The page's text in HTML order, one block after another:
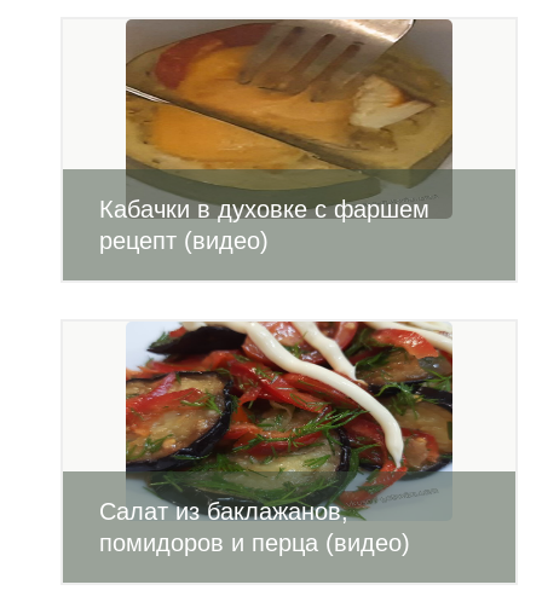
Кабачки в духовке с фаршем
рецепт (видео)
Салат из баклажанов,
помидоров и перца (видео)